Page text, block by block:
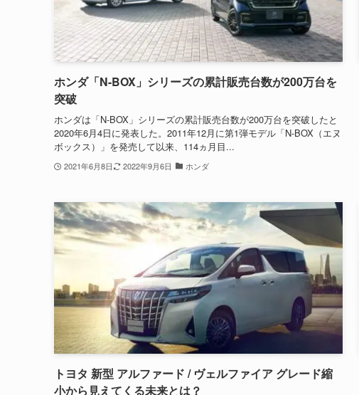
ホンダ「N-BOX」シリーズの累計販売台数が200万台を
突破
ホンダは「N-BOX」シリーズの累計販売台数が200万台を突破したと
2020年6月4日に発表した。2011年12月に第1弾モデル「N-BOX（エヌ
ボックス）」を発売して以来、114ヵ月目...
2021年6月8日 2022年9月6日 ホンダ
トヨタ 新型 アルファード / ヴェルファイア グレード縮
小から見えてくる未来とは？